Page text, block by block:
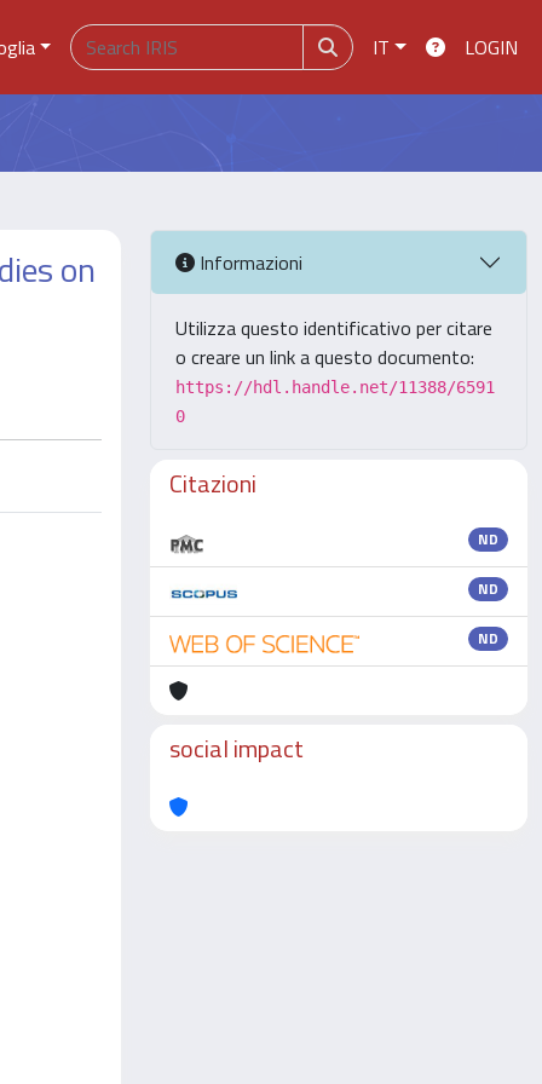
IT LOGIN
on Informazioni
Utilizza questo identificativo per citare
o creare un link a questo documento:
https://hdl.handle.net/11388/6591
0
Citazioni
ND
ND
ND
social impact